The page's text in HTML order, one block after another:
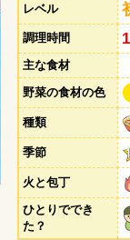
レベル
調理時間
主な食材
野菜の食材の色
種類
季節
火と包丁
ひとりででき
た？